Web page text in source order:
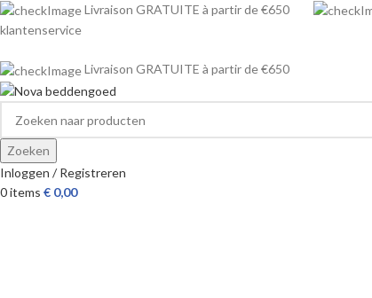
Livraison GRATUITE à partir de €650
klantenservice
Livraison GRATUITE à partir de €650
Zoeken
Inloggen / Registreren
0items € 0,00